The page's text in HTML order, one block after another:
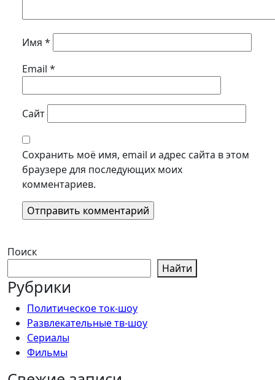
Имя *
Email *
Сайт
Сохранить моё имя, email и адрес сайта в этом
браузере для последующих моих
комментариев.
Поиск
Найти
Рубрики
Политическое ток-шоу
Развлекательные тв-шоу
Сериалы
Фильмы